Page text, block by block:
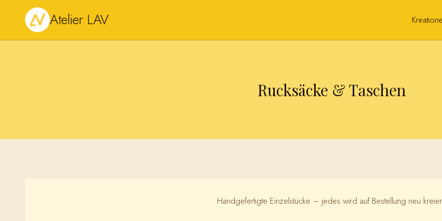
springen
Atelier LAV
Rucksäcke & Taschen
Handgefertigte Einzelstücke – jedes wird auf Bestellung neu